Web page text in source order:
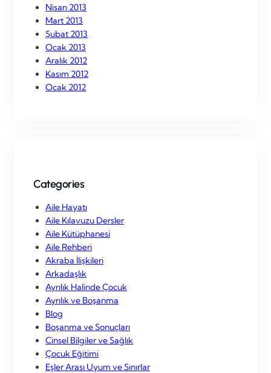
Nisan 2013
Mart 2013
Şubat 2013
Ocak 2013
Aralık 2012
Kasım 2012
Ocak 2012
Categories
Aile Hayatı
Aile Kılavuzu Dersler
Aile Kütüphanesi
Aile Rehberi
Akraba İlişkileri
Arkadaşlık
Ayrılık Halinde Çocuk
Ayrılık ve Boşanma
Blog
Boşanma ve Sonuçları
Cinsel Bilgiler ve Sağlık
Çocuk Eğitimi
Eşler Arası Uyum ve Sınırlar